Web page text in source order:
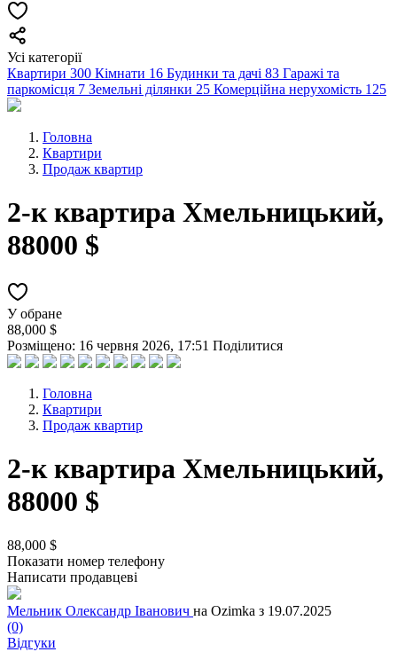
Усі категорії
Квартири 300 Кімнати 16 Будинки та дачі 83 Гаражі та
паркомісця 7 Земельні ділянки 25 Комерційна нерухомість 125
Головна
Квартири
Продаж квартир
2-к квартира Хмельницький,
88000 $
У обране
88,000 $
Розміщено: 16 червня 2026, 17:51 Поділитися
Головна
Квартири
Продаж квартир
2-к квартира Хмельницький,
88000 $
88,000 $
Показати номер телефону
Написати продавцеві
Мельник Олександр Іванович на Ozimka з 19.07.2025
(0)
Відгуки